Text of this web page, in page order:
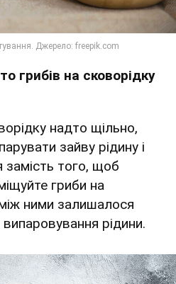
грибів на сковорідку
надто щільно,
зайву рідину і
замість того, щоб
гриби на
ними залишалося
рідини.